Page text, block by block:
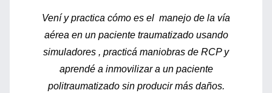
Vení y practica cómo es el manejo de la vía
aérea en un paciente traumatizado usando
simuladores , practicá maniobras de RCP y
aprendé a inmovilizar a un paciente
politraumatizado sin producir más daños.